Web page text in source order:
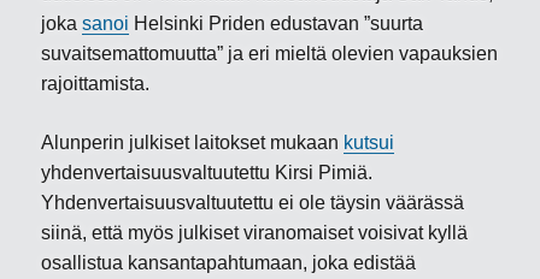
jokasanoi Helsinki Priden edustavan ”suurta
suvaitsemattomuutta” ja eri mieltä olevien vapauksien
rajoittamista.
Alunperin julkiset laitokset mukaan kutsui
yhdenvertaisuusvaltuutettu Kirsi Pimiä.
Yhdenvertaisuusvaltuutettu ei ole täysin väärässä
siinä, että myös julkiset viranomaiset voisivat kyllä
osallistua kansantapahtumaan, joka edistää